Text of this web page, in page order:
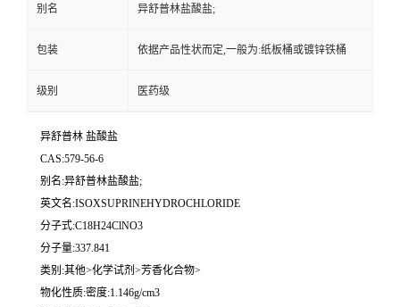
别名 异舒普林盐酸盐;
包装 依据产品性状而定,一般为:纸板桶或镀锌铁桶
级别 医药级
异舒普林 盐酸盐
CAS:579-56-6
别名:异舒普林盐酸盐;
英文名:ISOXSUPRINEHYDROCHLORIDE
分子式:C18H24ClNO3
分子量:337.841
类别:其他>化学试剂>芳香化合物>
物化性质:密度:1.146g/cm3